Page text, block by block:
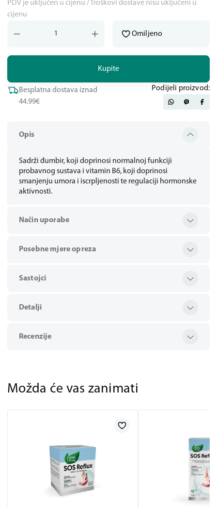
Opis
Sadrži đumbir, koji doprinosi normalnoj funkciji
probavnog sustava i vitamin B6, koji doprinosi
smanjenju umora i iscrpljenosti te regulaciji hormonske
aktivnosti.
Način uporabe
Posebne mjere opreza
Sastojci
Detalji
Recenzije
PDV je uključen u cijenu / Troškovi dostave nisu uključeni u
cijenu
Kupite
Omiljeno
Besplatna dostava iznad
44.99€
Podijeli proizvod:
Možda će vas zanimati